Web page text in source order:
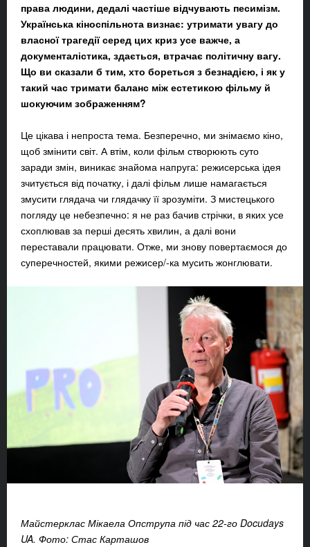
права людини, дедалі частіше відчувають песимізм.
Українська кіноспільнота визнає: утримати увагу до
власної трагедії серед цих криз усе важче, а
документалістика, здається, втрачає політичну вагу.
Що ви сказали б тим, хто бореться з безнадією, і як у
такий час тримати баланс між естетикою фільму й
шокуючим зображенням?
Це цікава і непроста тема. Безперечно, ми знімаємо кіно,
щоб змінити світ. А втім, коли фільм створюють суто
заради змін, виникає знайома напруга: режисерська ідея
зчитується від початку, і далі фільм лише намагається
змусити глядача чи глядачку її зрозуміти. З мистецького
погляду це небезпечно: я не раз бачив стрічки, в яких усе
схоплював за перші десять хвилин, а далі вони
переставали працювати. Отже, ми знову повертаємося до
суперечностей, якими режисер/-ка мусить жонглювати.
Майстерклас Мікаела Опструпа під час 22-го Docudays
UA. Фото: Стас Карташов